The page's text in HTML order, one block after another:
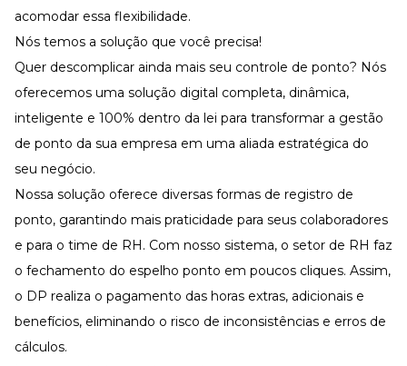
acomodar essa flexibilidade.
Nós temos a solução que você precisa!
Quer descomplicar ainda mais seu controle de ponto? Nós
oferecemos uma solução digital completa, dinâmica,
inteligente e 100% dentro da lei para transformar a gestão
de ponto da sua empresa em uma aliada estratégica do
seu negócio.
Nossa solução oferece diversas formas de registro de
ponto, garantindo mais praticidade para seus colaboradores
e para o time de RH. Com nosso sistema, o setor de RH faz
o fechamento do espelho ponto em poucos cliques. Assim,
o DP realiza o pagamento das horas extras, adicionais e
benefícios, eliminando o risco de inconsistências e erros de
cálculos.